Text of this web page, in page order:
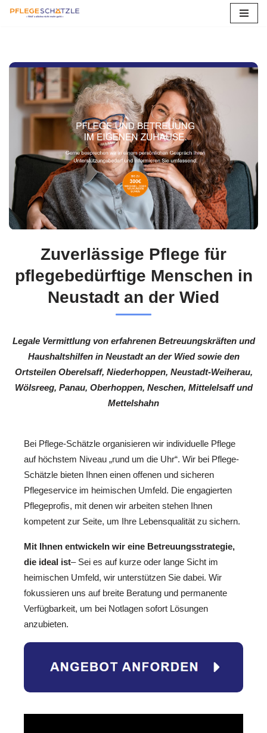
springen
Zuverlässige Pflege für
pflegebedürftige Menschen in
Neustadt an der Wied
Legale Vermittlung von erfahrenen Betreuungskräften und
Haushaltshilfen in Neustadt an der Wied sowie den
Ortsteilen Oberelsaff, Niederhoppen, Neustadt-Weiherau,
Wölsreeg, Panau, Oberhoppen, Neschen, Mittelelsaff und
Mettelshahn
Bei Pflege-Schätzle organisieren wir individuelle Pflege
auf höchstem Niveau „rund um die Uhr“. Wir bei Pflege-
Schätzle bieten Ihnen einen offenen und sicheren
Pflegeservice im heimischen Umfeld. Die engagierten
Pflegeprofis, mit denen wir arbeiten stehen Ihnen
kompetent zur Seite, um Ihre Lebensqualität zu sichern.
Mit Ihnen entwickeln wir eine Betreuungsstrategie,
die ideal ist– Sei es auf kurze oder lange Sicht im
heimischen Umfeld, wir unterstützen Sie dabei. Wir
fokussieren uns auf breite Beratung und permanente
Verfügbarkeit, um bei Notlagen sofort Lösungen
anzubieten.